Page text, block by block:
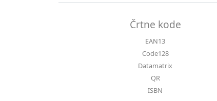
Črtne kode
EAN13
Code128
Datamatrix
QR
ISBN